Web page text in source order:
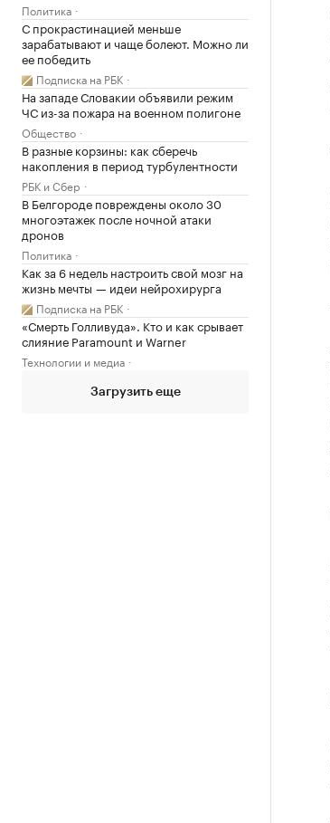
Политика
С прокрастинацией меньше
зарабатывают и чаще болеют. Можно ли
ее победить
Подписка на РБК
На западе Словакии объявили режим
ЧС из-за пожара на военном полигоне
Общество
В разные корзины: как сберечь
накопления в период турбулентности
РБК и Сбер
В Белгороде повреждены около 30
многоэтажек после ночной атаки
дронов
Политика
Как за 6 недель настроить свой мозг на
жизнь мечты — идеи нейрохирурга
Подписка на РБК
«Смерть Голливуда». Кто и как срывает
слияние Paramount и Warner
Технологии и медиа
Загрузить еще